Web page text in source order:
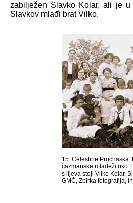
zabilježen Slavko Kolar, ali je
Slavkov mlađi brat Vilko.
15. Celestine Prochaska:
čazmanske mladeži oko
s lijeva stoji Vilko Kolar,
GMČ, Zbirka fotografija,